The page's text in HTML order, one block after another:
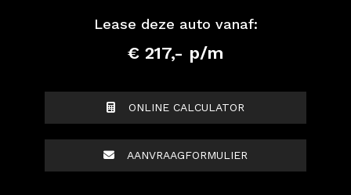
Lease deze auto vanaf:
€ 217,- p/m
ONLINE CALCULATOR
AANVRAAGFORMULIER